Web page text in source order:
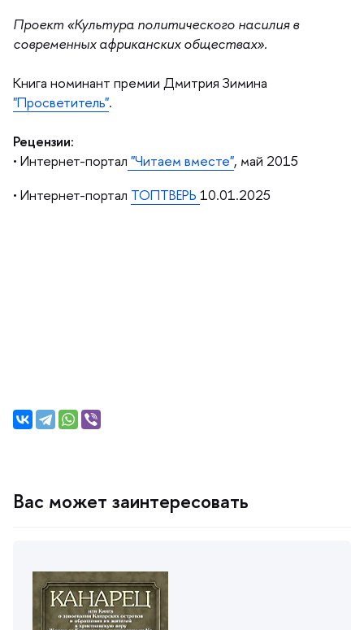
Проект «Культура политического насилия
современных африканских обществах».
Книга номинант премии Дмитрия Зимина
"Просветитель".
Рецензии:
• Интернет-портал "Читаем вместе", май 2015
• Интернет-портал ТОПТВЕРЬ 10.01.2025
ас может заинтересовать